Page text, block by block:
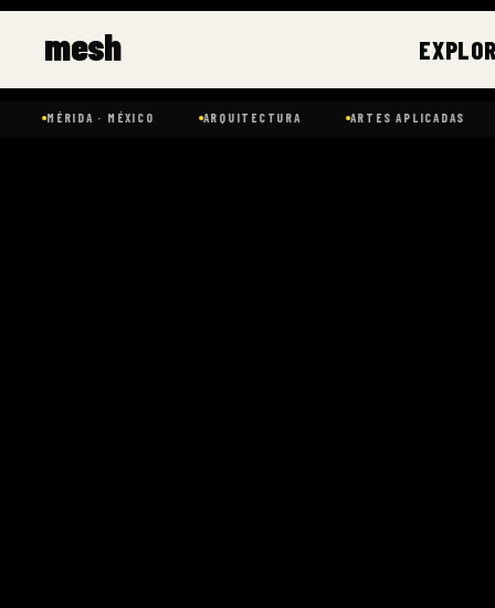
Ir
mesh
MÉRIDA · MÉXICO ARQUITECTURA ARTES APLICADAS